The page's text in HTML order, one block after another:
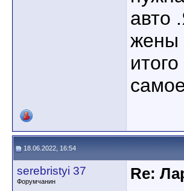
авто
жены
18.06.2022, 16:54
serebristyi 37
Форумчанин
Re: